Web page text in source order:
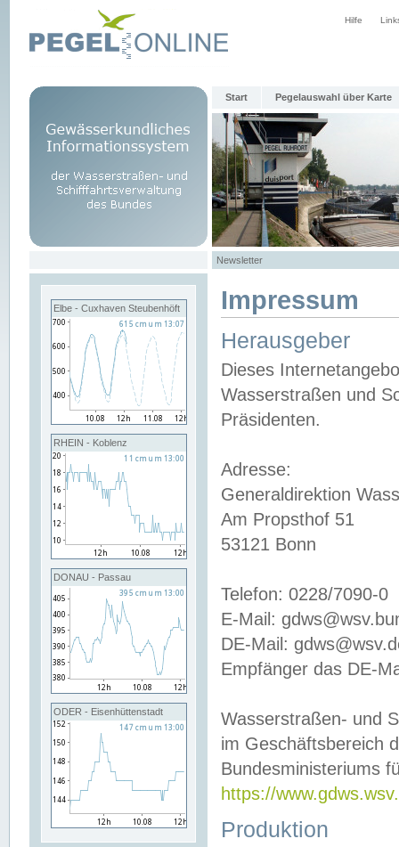
Hilfe
Start Pegelauswahl über Karte
Newsletter
Elbe - Cuxhaven Steubenhöft
RHEIN - Koblenz
DONAU - Passau
ODER - Eisenhüttenstadt
Impressum
Herausgeber
Dieses
Wasserstraßen und
Präsidenten.
Adresse:
Generaldirektion
Am Propsthof 51
53121 Bonn
Telefon: 0228/7090-0
E-Mail:
DE-Mail:
Empfänger das DE-
Wasserstraßen- und
im Geschäftsbereich
Bundesministeriums
https://
Produktion